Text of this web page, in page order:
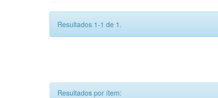
Resultados 1-1 de 1.
Resultados por ítem: